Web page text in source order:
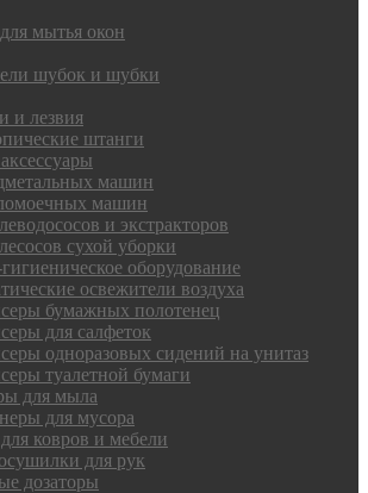
мытья окон
шубок и шубки
и лезвия
штанги
машин
машин
и экстракторов
сухой уборки
оборудование
освежители воздуха
бумажных полотенец
для салфеток
одноразовых сидений на унитаз
туалетной бумаги
для мыла
для мусора
ковров и мебели
для рук
дозаторы